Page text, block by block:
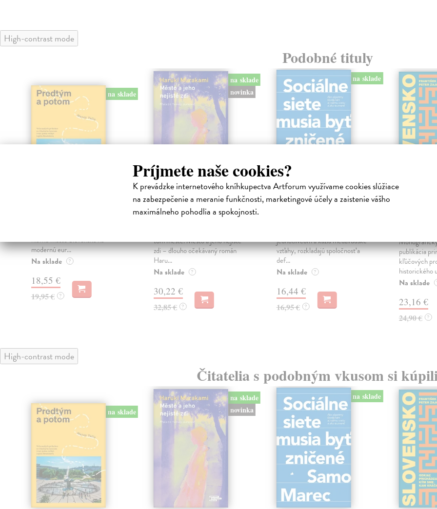
Príjmete naše cookies?
K prevádzke internetového kníhkupectva Artforum využívame cookies slúžiace
na zabezpečenie a meranie funkčnosti, marketingové účely a zaistenie vášho
maximálneho pohodlia a spokojnosti.
High-contrast mode
Podobné tituly
na sklade
hlavné mesto Slovenska na
modernú eur...
Na sklade ?
18,55 €
19,95 € ?
na sklade
novinka
Město a jeho nejisté
zdi
tom městě. Město a jeho nejisté
zdi – dlouho očekávaný román
Haru...
Na sklade ?
30,22 €
32,85 € ?
na sklade
Sociálne siete musia
jednotlivcom a kazia medziľudské
vzťahy, rozkladajú spoločnosť a
def...
Na sklade ?
16,44 €
16,95 € ?
sme.
publikácia
kľúčových
historického
Na sklade
23,16 €
24,90 € ?
High-contrast mode
Čitatelia s podobným vkusom si
na sklade
na sklade
novinka
na sklade